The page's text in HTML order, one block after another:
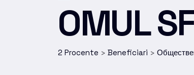
OMUL
2 Procente > Beneficiari >